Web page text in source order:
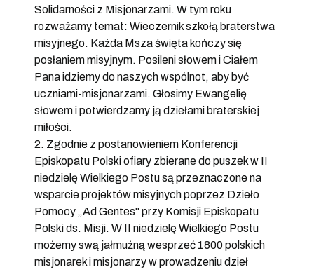
Solidarności z Misjonarzami. W tym roku
rozważamy temat: Wieczernik szkołą braterstwa
misyjnego. Każda Msza święta kończy się
posłaniem misyjnym. Posileni słowem i Ciałem
Pana idziemy do naszych wspólnot, aby być
uczniami-misjonarzami. Głosimy Ewangelię
słowem i potwierdzamy ją dziełami braterskiej
miłości.
2. Zgodnie z postanowieniem Konferencji
Episkopatu Polski ofiary zbierane do puszek w II
niedzielę Wielkiego Postu są przeznaczone na
wsparcie projektów misyjnych poprzez Dzieło
Pomocy „Ad Gentes" przy Komisji Episkopatu
Polski ds. Misji. W II niedzielę Wielkiego Postu
możemy swą jałmużną wesprzeć 1800 polskich
misjonarek i misjonarzy w prowadzeniu dzieł